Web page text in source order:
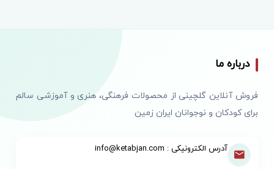
درباره ما
فروش آنلاین گلچینی از محصولات فرهنگی، هنری و آموزشی سالم
برای کودکان و نوجوانان ایران زمین
آدرس الکترونیکی : info@ketabjan.com